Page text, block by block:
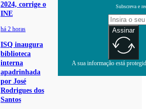
2024, corrige o
INE
há 2 horas
ISQ inaugura
biblioteca
interna
apadrinhada
por José
Rodrigues dos
Santos
Subscreva e
Assinar
A sua informação está